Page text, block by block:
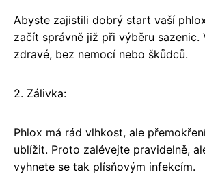
Abyste zajistili dobrý start vaší
začít správně již při výběru
zdravé, bez nemocí nebo škůdců.
2. Zálivka:
Phlox má rád vlhkost, ale
ublížit. Proto zalévejte pravidelně,
vyhnete se tak plísňovým infekcím.